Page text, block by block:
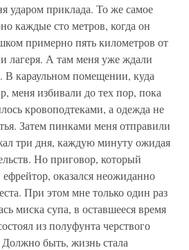
ударом приклада. То же самое
каждые сто метров, когда он
примерно пять километров от
лагеря. А там меня уже ждали
В караульном помещении, куда
меня избивали до тех пор, пока
кровоподтеками, а одежда не
Затем пинками меня отправили
три дня, каждую минуту ожидая
Но приговор, который
оказался неожиданно
При этом мне только один раз
миска супа, в оставшееся время
из полуфунта черствого
быть, жизнь стала